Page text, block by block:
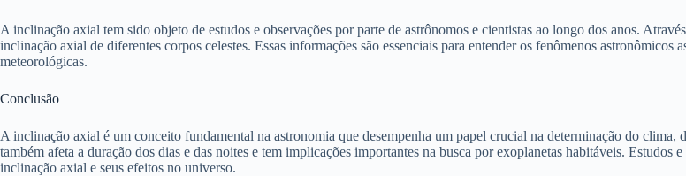
A inclinação axial tem sido objeto de estudos e observações por parte de astrônomos e cientistas ao longo dos anos.
inclinação axial de diferentes corpos celestes. Essas informações são essenciais para entender os fenômenos
meteorológicas.
Conclusão
A inclinação axial é um conceito fundamental na astronomia que desempenha um papel crucial na determinação do clima,
também afeta a duração dos dias e das noites e tem implicações importantes na busca por exoplanetas habitáveis. Estudos
inclinação axial e seus efeitos no universo.